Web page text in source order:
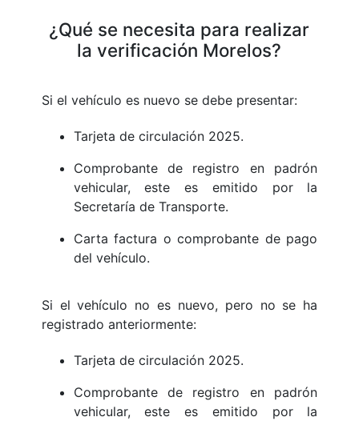
¿Qué se necesita para realizar
la verificación Morelos?
Si el vehículo es nuevo se debe presentar:
Tarjeta de circulación 2025.
Comprobante de registro en padrón
vehicular, este es emitido por la
Secretaría de Transporte.
Carta factura o comprobante de pago
del vehículo.
Si el vehículo no es nuevo, pero no se ha
registrado anteriormente:
Tarjeta de circulación 2025.
Comprobante de registro en padrón
vehicular, este es emitido por la